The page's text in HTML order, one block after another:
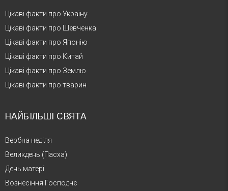
Цікаві факти про Україну
Цікаві факти про Шевченка
Цікаві факти про Японію
Цікаві факти про Китай
Цікаві факти про Землю
Цікаві факти про тварин
НАЙБІЛЬШІ СВЯТА
Вербна неділя
Великдень (Пасха)
День матері
Вознесіння Господнє